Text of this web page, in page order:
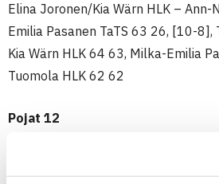
Elina Joronen/Kia Wärn HLK – Ann-
Emilia Pasanen TaTS 63 26, [10-8],
Kia Wärn HLK 64 63, Milka-Emilia
Tuomola HLK 62 62
Pojat 12